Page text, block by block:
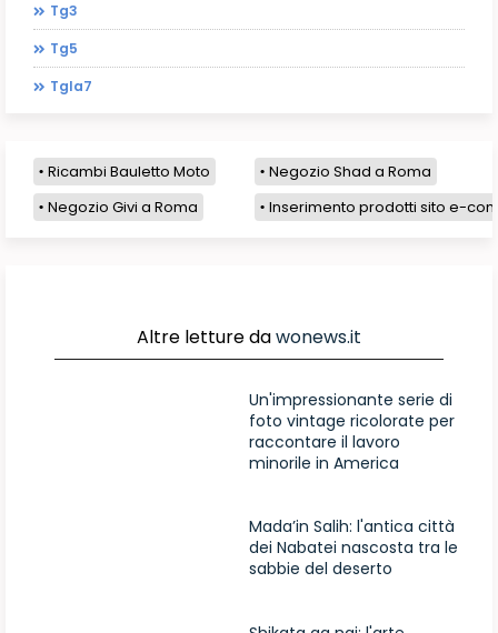
Tg3
Tg5
Tgla7
Ricambi Bauletto Moto
Negozio Shad a Roma
Negozio Givi a Roma
Inserimento prodotti sito e-
Altre letture dawonews.it
Un'impressionante serie di
foto vintage ricolorate per
raccontare il lavoro
minorile in America
Mada’in Salih: l'antica città
dei Nabatei nascosta tra le
sabbie del deserto